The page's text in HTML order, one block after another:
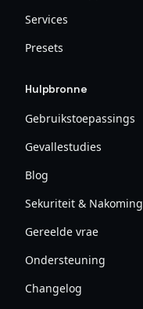
Services
Presets
Hulpbronne
Gebruikstoepassings
Gevallestudies
Blog
Sekuriteit & Nakoming
Gereelde vrae
Ondersteuning
Changelog